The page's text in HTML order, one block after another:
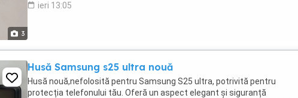
3
ieri 13:05
Husă Samsung s25 ultra nouă
Husă nouă,nefolosită pentru Samsung S25 ultra, potrivită pentru
protecția telefonului tău. Oferă un aspect elegant și siguranță